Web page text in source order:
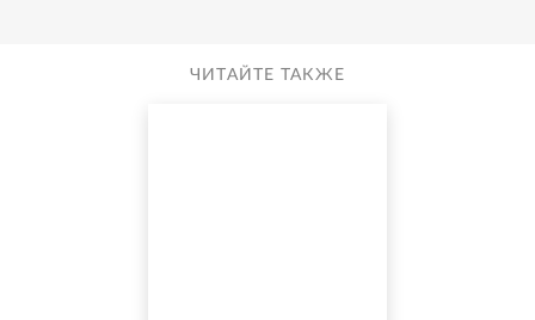
ЧИТАЙТЕ ТАКЖЕ